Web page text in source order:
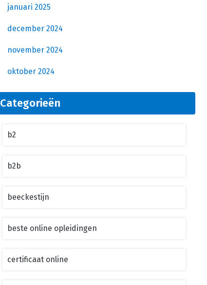
januari 2025
december 2024
november 2024
oktober 2024
Categorieën
b2
b2b
beeckestijn
beste online opleidingen
certificaat online